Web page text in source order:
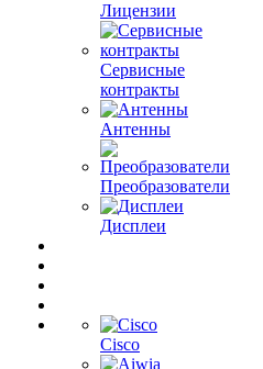
Лицензии
Сервисные
контракты
Антенны
Преобразователи
Дисплеи
Cisco